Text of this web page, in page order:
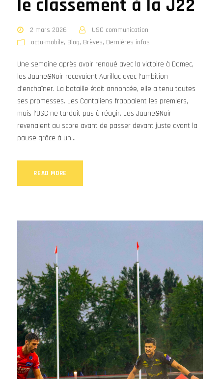
le classement à la J22
2 mars 2026
USC communication
actu-mobile, Blog, Brèves, Dernières infos
Une semaine après avoir renoué avec la victoire à Domec,
les Jaune&Noir recevaient Aurillac avec l’ambition
d’enchaîner. La bataille était annoncée, elle a tenu toutes
ses promesses. Les Cantaliens frappaient les premiers,
mais l’USC ne tardait pas à réagir. Les Jaune&Noir
revenaient au score avant de passer devant juste avant la
pause grâce à un...
READ MORE